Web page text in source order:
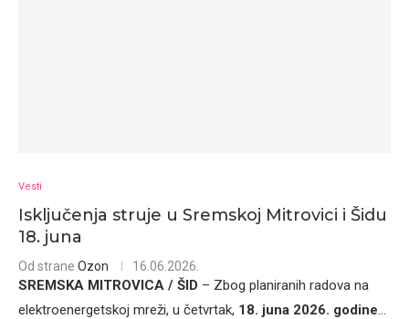
Vesti
Isključenja struje u Sremskoj Mitrovici i Šidu
18. juna
Od strane Ozon 16.06.2026.
SREMSKA MITROVICA / ŠID – Zbog planiranih radova na
elektroenergetskoj mreži, u četvrtak, 18. juna 2026. godine...